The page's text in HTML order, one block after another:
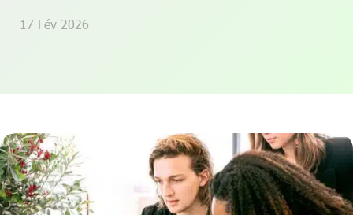
17 Fév 2026